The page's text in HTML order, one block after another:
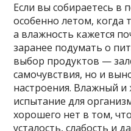
Если вы собираетесь в
особенно летом, когда
а влажность кажется
заранее подумать о
выбор продуктов —
самочувствия, но и
настроения. Влажный
испытание для
хорошего нет в том,
усталость, слабость и